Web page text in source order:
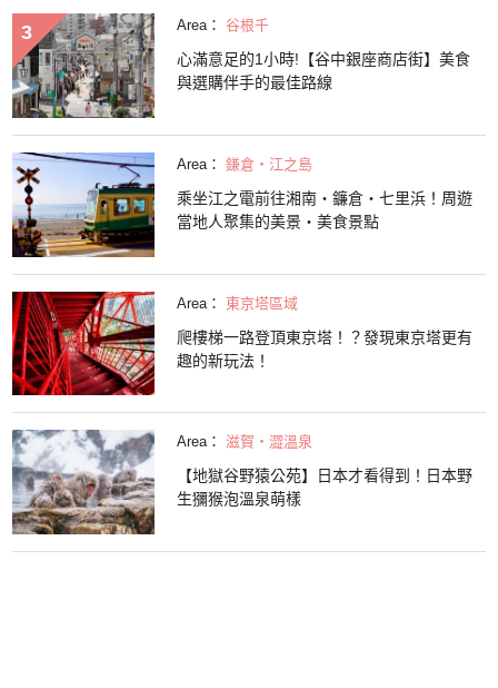
Area： 谷根千
心滿意足的1小時!【谷中銀座商店街】美食
與選購伴手的最佳路線
Area： 鎌倉・江之島
乘坐江之電前往湘南・鐮倉・七里浜！周遊
當地人聚集的美景・美食景點
Area： 東京塔區域
爬樓梯一路登頂東京塔！？發現東京塔更有
趣的新玩法！
Area： 滋賀・澀溫泉
【地獄谷野猿公苑】日本才看得到！日本野
生獼猴泡溫泉萌樣